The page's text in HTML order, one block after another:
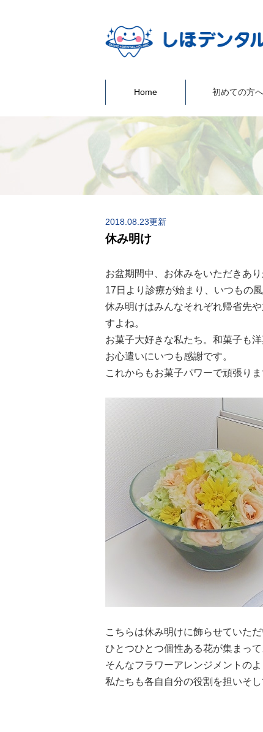
Home 初めての方へ
2018.08.23更新
休み明け
お盆期間中、お休みをいただきあり
17日より診療が始まり、いつもの
休み明けはみんなそれぞれ帰省先
すよね。
お菓子大好きな私たち。和菓子も
お心遣いにいつも感謝です。
これからもお菓子パワーで頑張りま
こちらは休み明けに飾らせていただ
ひとつひとつ個性ある花が集まっ
そんなフラワーアレンジメントのよ
私たちも各自自分の役割を担いそ